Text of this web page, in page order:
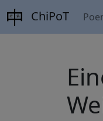
ChiPoT